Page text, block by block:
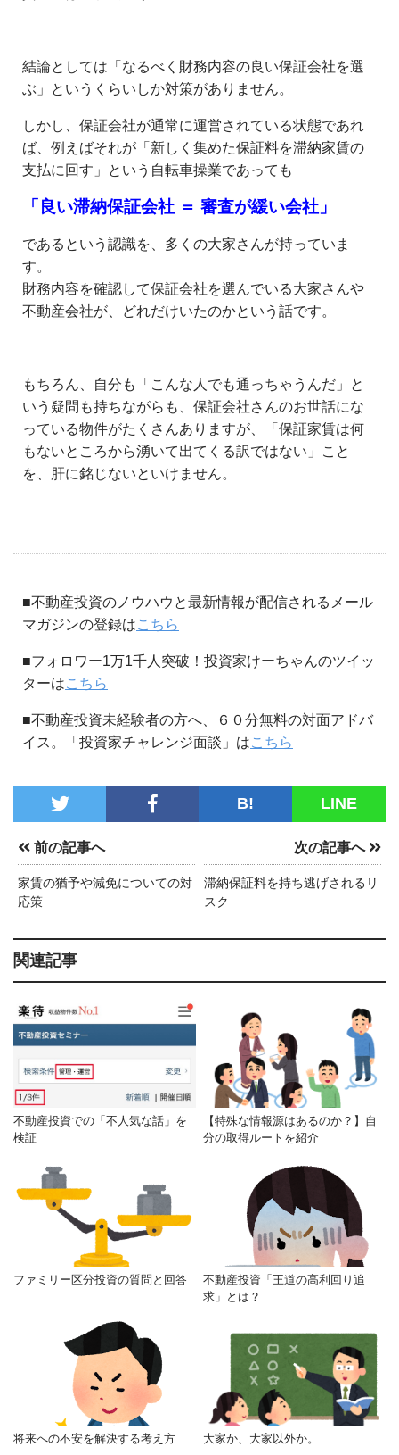
結論としては「なるべく財務内容の良い保証会社を選
ぶ」というくらいしか対策がありません。
しかし、保証会社が通常に運営されている状態であれ
ば、例えばそれが「新しく集めた保証料を滞納家賃の
支払に回す」という自転車操業であっても
「良い滞納保証会社 ＝ 審査が緩い会社」
であるという認識を、多くの大家さんが持っていま
す。
財務内容を確認して保証会社を選んでいる大家さんや
不動産会社が、どれだけいたのかという話です。
もちろん、自分も「こんな人でも通っちゃうんだ」と
いう疑問も持ちながらも、保証会社さんのお世話にな
っている物件がたくさんありますが、「保証家賃は何
もないところから湧いて出てくる訳ではない」こと
を、肝に銘じないといけません。
■不動産投資のノウハウと最新情報が配信されるメール
マガジンの登録はこちら
■フォロワー1万1千人突破！投資家けーちゃんのツイッ
ターはこちら
■不動産投資未経験者の方へ、６０分無料の対面アドバ
イス。「投資家チャレンジ面談」はこちら
B! LINE
前の記事へ
家賃の猶予や減免についての対
応策
次の記事へ
滞納保証料を持ち逃げされるリ
スク
関連記事
不動産投資での「不人気な話」を
検証
【特殊な情報源はあるのか？】自
分の取得ルートを紹介
ファミリー区分投資の質問と回答
不動産投資「王道の高利回り追
求」とは？
将来への不安を解決する考え方 大家か、大家以外か。